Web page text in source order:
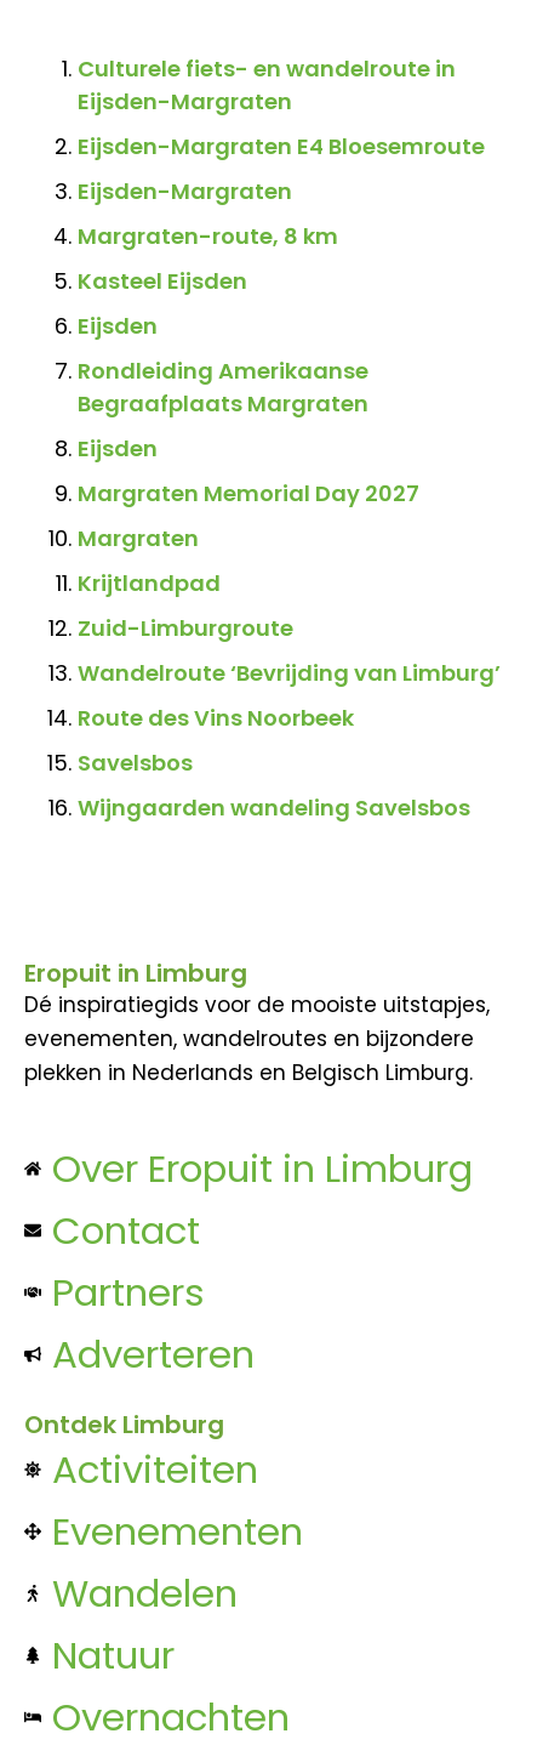
Culturele fiets- en wandelroute in
Eijsden-Margraten
Eijsden-Margraten E4 Bloesemroute
Eijsden-Margraten
Margraten-route, 8 km
Kasteel Eijsden
Eijsden
Rondleiding Amerikaanse
Begraafplaats Margraten
Eijsden
Margraten Memorial Day 2027
Margraten
Krijtlandpad
Zuid-Limburgroute
Wandelroute ‘Bevrijding van Limburg’
Route des Vins Noorbeek
Savelsbos
Wijngaarden wandeling Savelsbos
Eropuit in Limburg
Dé inspiratiegids voor de mooiste uitstapjes,
evenementen, wandelroutes en bijzondere
plekken in Nederlands en Belgisch Limburg.
Over Eropuit in Limburg
Contact
Partners
Adverteren
Ontdek Limburg
Activiteiten
Evenementen
Wandelen
Natuur
Overnachten